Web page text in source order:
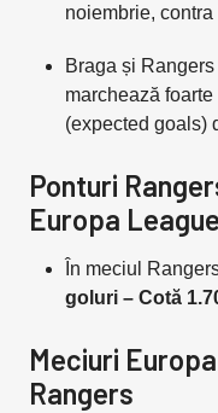
noiembrie, contra
Braga și
marchează
(expected goals)
Ponturi
Europa
În meciul
goluri – Cotă
Meciuri
Rangers